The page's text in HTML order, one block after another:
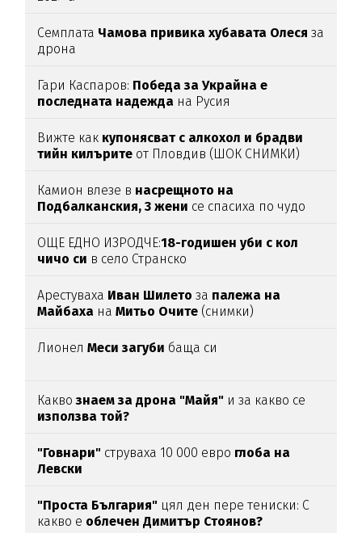
Семплата Чамова привика хубавата Олеся за
дрона
Гари Каспаров: Победа за Украйна е
последната надежда на Русия
Вижте как купонясват с алкохол и брадви
тийн килърите от Пловдив (ШОК СНИМКИ)
Камион влезе в насрещното на
Подбалканския, 3 жени се спасиха по чудо
ОЩЕ ЕДНО ИЗРОДЧЕ:18-годишен уби с кол
чичо си в село Странско
Арестуваха Иван Шилетоза палежа на
Майбаха наМитьо Очите (снимки)
Лионел Меси загуби баща си
Каквознаем за дрона "Майя" и за какво се
използва той?
"Говнари" струваха 10 000 евро глоба на
Левски
"Проста България" цял ден пере тениски: С
какво е облечен Димитър Стоянов?